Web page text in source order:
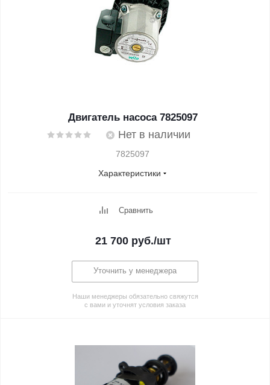
Двигатель насоса 7825097
Нет в наличии
7825097
Характеристики
Сравнить
21 700руб./шт
Уточнить у менеджера
Наши менеджеры обязательно свяжутся
с вами и уточнят условия заказа